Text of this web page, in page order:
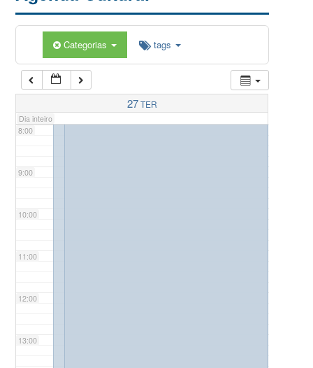
Categorias tags
27TER
Dia inteiro
5:00
7:00
8:00
9:00
10:00
11:00
12:00
13:00